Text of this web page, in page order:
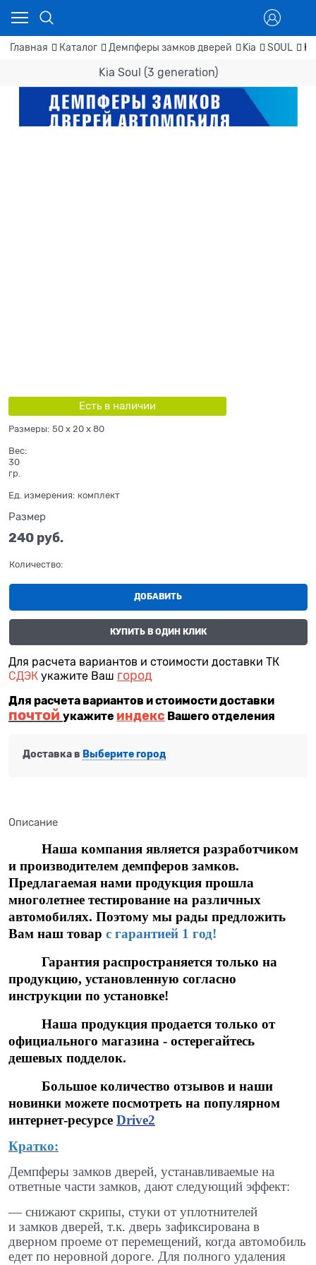
Главная Каталог Демпферы замков дверей Kia SOUL
Kia Soul (3 generation)
Есть в наличии
Размеры: 50 x 20 x 80
Вес:
30
гр.
Ед. измерения: комплект
Размер
240 руб.
Количество:
ДОБАВИТЬ
КУПИТЬ В ОДИН КЛИК
Для расчета вариантов и стоимости доставки ТК
СДЭК укажите Ваш город
Для расчета вариантов и стоимости доставки
почтой укажите индекс Вашего отделения
Доставка в Выберите город
Описание
Наша компания является разработчиком
и производителем демпферов замков.
Предлагаемая нами продукция прошла
многолетнее тестирование на различных
автомобилях. Поэтому мы рады предложить
Вам наш товар с гарантией 1 год!
Гарантия распространяется только на
продукцию, установленную согласно
инструкции по установке!
Наша продукция продается только от
официального магазина - остерегайтесь
дешевых подделок.
Большое количество отзывов и наши
новинки можете посмотреть на популярном
интернет-ресурсе Drive2
Кратко:
Демпферы замков дверей, устанавливаемые на
ответные части замков, дают следующий эффект:
— снижают скрипы, стуки от уплотнителей
и замков дверей, т.к. дверь зафиксирована в
дверном проеме от перемещений, когда автомобиль
едет по неровной дороге. Для полного удаления